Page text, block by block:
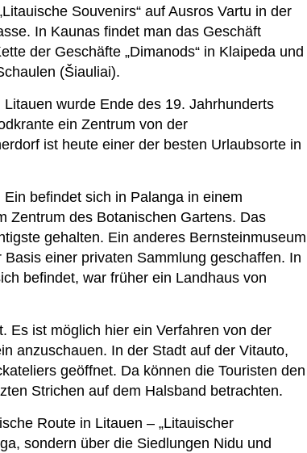
Souvenirs“ auf Ausros Vartu in der
In Kaunas findet man das Geschäft
der Geschäfte „Dimanods“ in Klaipeda und
(Šiauliai).
wurde Ende des 19. Jahrhunderts
ein Zentrum von der
ist heute einer der besten Urlaubsorte in
befindet sich in Palanga in einem
Zentrum des Botanischen Gartens. Das
gehalten. Ein anderes Bernsteinmuseum
einer privaten Sammlung geschaffen. In
befindet, war früher ein Landhaus von
Es ist möglich hier ein Verfahren von der
anzuschauen. In der Stadt auf der Vitauto,
geöffnet. Da können die Touristen den
Strichen auf dem Halsband betrachten.
Route in Litauen – „Litauischer
sondern über die Siedlungen Nidu und